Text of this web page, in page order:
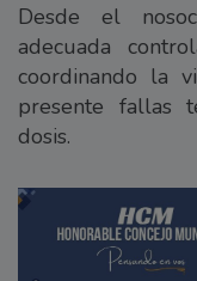
Desde el
adecuada
coordinando la
presente fallas
dosis.